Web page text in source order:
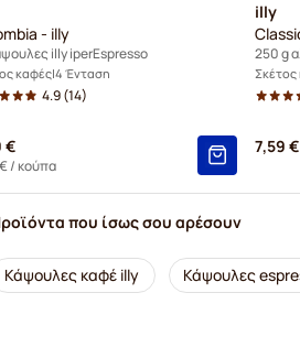
- illy
illy iperEspresso
καφές 4 Ένταση
4.9(14)
€
/ κούπα
illy
250 g
7,59 €
που ίσως σου αρέσουν
Κάψουλες καφέ illy Κάψουλες